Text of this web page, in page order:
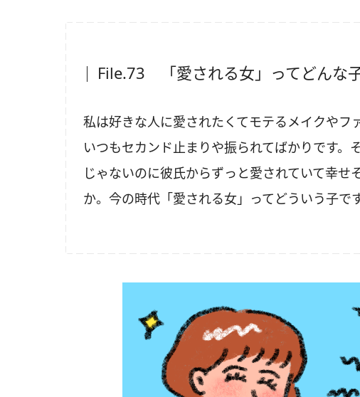
File.73 「愛される女」ってどんな
私は好きな人に愛されたくてモテるメイクやフ
いつもセカンド止まりや振られてばかりです。
じゃないのに彼氏からずっと愛されていて幸せ
か。今の時代「愛される女」ってどういう子で